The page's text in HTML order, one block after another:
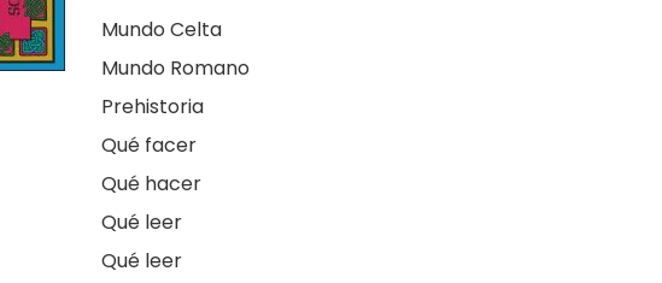
Mundo Celta
Mundo Romano
Prehistoria
Qué facer
Qué hacer
Qué leer
Qué leer